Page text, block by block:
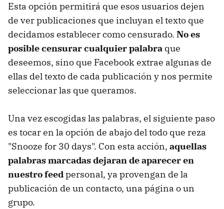
Esta opción permitirá que esos usuarios dejen
de ver publicaciones que incluyan el texto que
decidamos establecer como censurado. No es
posible censurar cualquier palabra que
deseemos, sino que Facebook extrae algunas de
ellas del texto de cada publicación y nos permite
seleccionar las que queramos.
Una vez escogidas las palabras, el siguiente paso
es tocar en la opción de abajo del todo que reza
"Snooze for 30 days". Con esta acción, aquellas
palabras marcadas dejaran de aparecer en
nuestro feedpersonal, ya provengan de la
publicación de un contacto, una página o un
grupo.